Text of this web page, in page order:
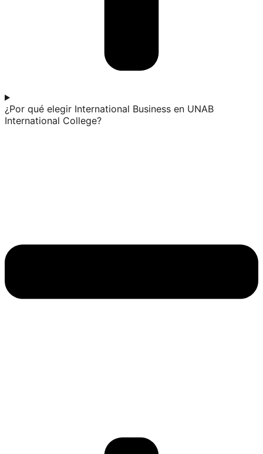
¿Por qué elegir International Business en UNAB
International College?